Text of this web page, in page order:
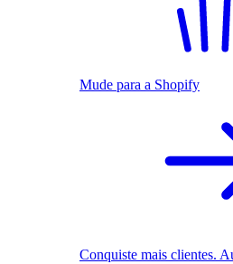
Mude para a Shopify
Conquiste mais clientes.